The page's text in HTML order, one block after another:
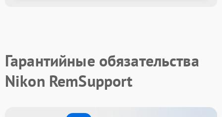
Гарантийные обязательства
Nikon RemSupport